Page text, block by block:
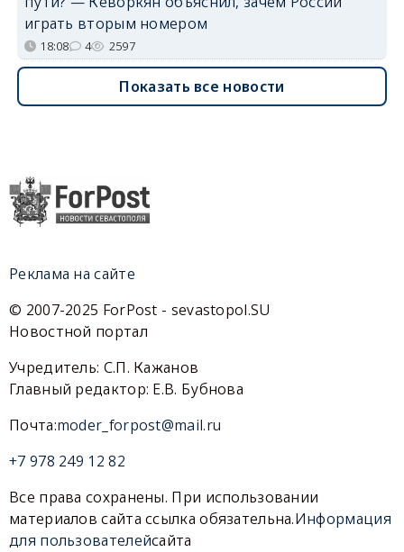
играть вторым номером
18:08 4 2597
Показать все новости
Реклама на сайте
© 2007-2025 ForPost - sevastopol.SU
Новостной портал
Учредитель: С.П. Кажанов
Главный редактор: Е.В. Бубнова
Почта:moder_forpost@mail.ru
+7 978 249 12 82
Все права сохранены. При использовании
материалов сайта ссылка обязательна.Информация
для пользователейсайта